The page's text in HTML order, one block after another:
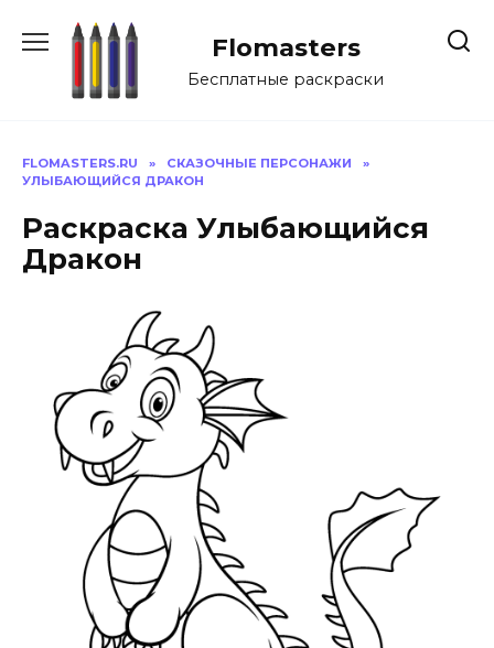
Flomasters
Бесплатные раскраски
FLOMASTERS.RU » СКАЗОЧНЫЕ ПЕРСОНАЖИ
»
УЛЫБАЮЩИЙСЯ ДРАКОН
Раскраска Улыбающийся
Дракон